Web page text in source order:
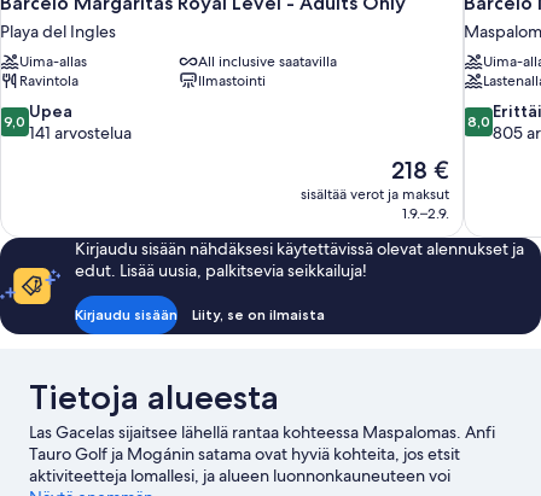
Playa del Ingles
Uima-allas
All inclusive saatavilla
Ravintola
Ilmastointi
9.0
kautta
arvostelua
9,0 Upea
141 arvostelua
Hinta
on
218 €
218 €
sisältää verot ja maksut
1.9.–2.9.
Uima-
8.0
kautta
805
arvostelua
8,0
805
Kirjaudu sisään nähdäksesi käytettävissä olevat alennukset ja
edut. Lisää uusia, palkitsevia seikkailuja!
Kirjaudu sisään Liity, se on ilmaista
Tietoja alueesta
Las Gacelas sijaitsee lähellä rantaa kohteessa Maspalomas. Anfi
Tauro Golf ja Mogánin satama ovat hyviä kohteita, jos etsit
aktiviteetteja lomallesi, ja alueen luonnonkauneuteen voi